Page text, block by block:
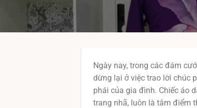
Ngày nay, trong các đám
dừng lại ở việc trao lời chúc
phái của gia đình. Chiếc áo
trang nhã, luôn là tâm điểm